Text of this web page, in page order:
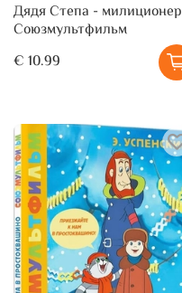
Дядя Степа - милиционер
Союзмультфильм
€ 10.99